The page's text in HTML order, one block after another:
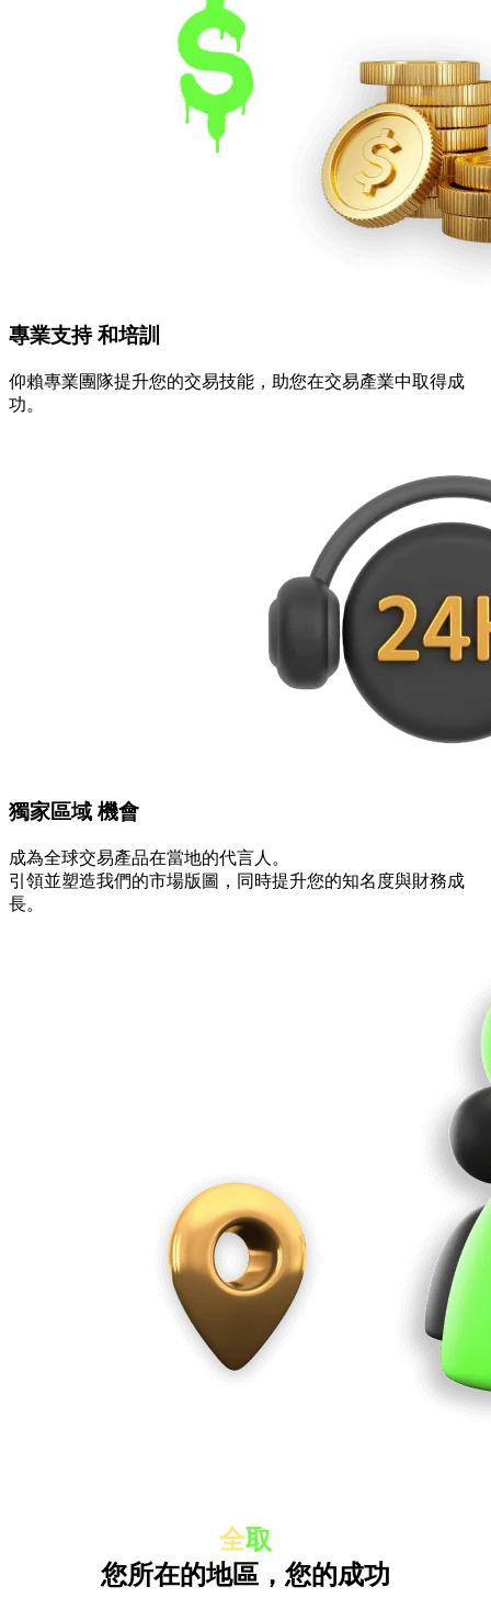
專業支持和培訓
仰賴專業團隊提升您的交易技能，助您在交易產業中取得成
功。
獨家區域 機會
成為全球交易產品在當地的代言人。
引領並塑造我們的市場版圖，同時提升您的知名度與財務成
長。
全取
您所在的地區， 您的成功